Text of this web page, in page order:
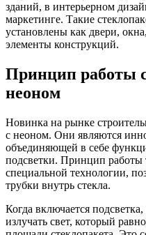
зданий, в интерьерном
маркетинге. Такие
установлены как двери,
элементы конструкций.
Принцип работы
неоном
Новинка на рынке
с неоном. Они являются
объединяющей в себе
подсветки. Принцип работы
специальной технологии,
трубки внутрь стекла.
Когда включается
излучать свет, который